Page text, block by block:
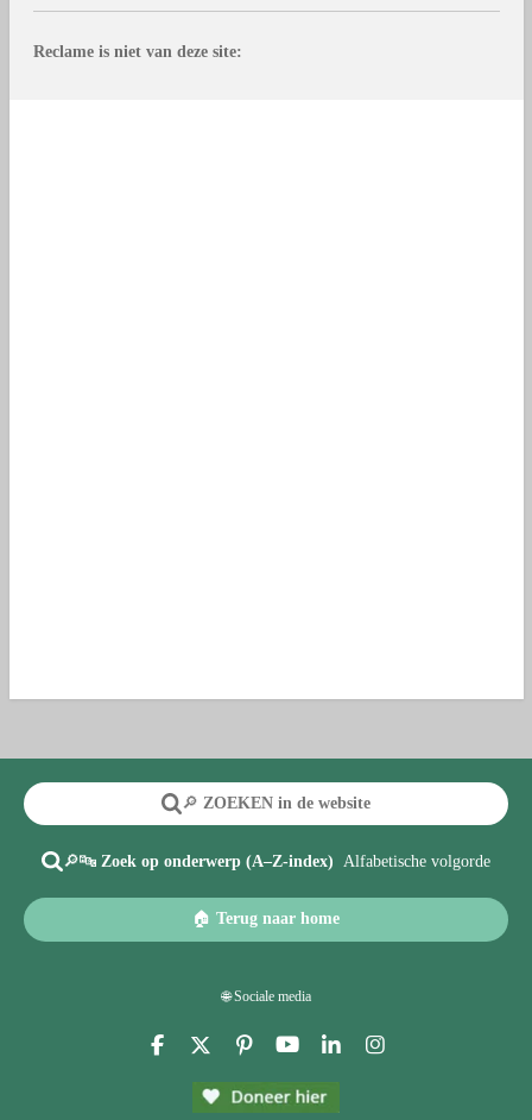
Reclame is niet van deze site:
🔎 ZOEKEN in de website
🔎🔤 Zoek op onderwerp (A–Z-index) Alfabetische volgorde
🏠 Terug naar home
🌐 Sociale media
F
X
P
n
t
Y
u
T
L
k
I